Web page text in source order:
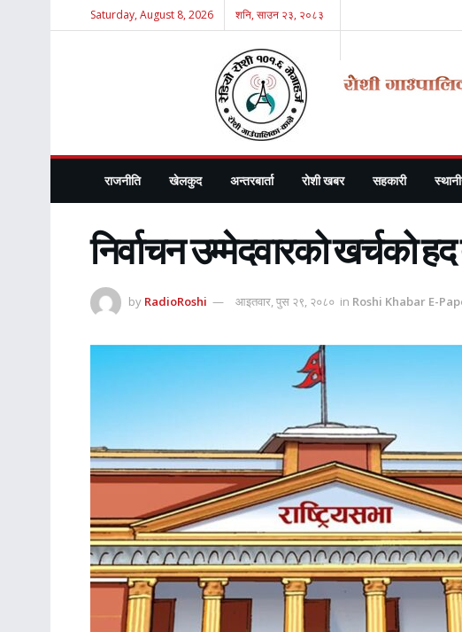
Saturday, August 8, 2026 शनि, साउन २३, २०८३
राजनीति खेलकुद अन्तरबार्ता रोशी खबर सहकारी
निर्वाचन उम्मेदवारको खर्चको
by RadioRoshi आइतवार, पुस २९, २०८० in Roshi Khabar E-